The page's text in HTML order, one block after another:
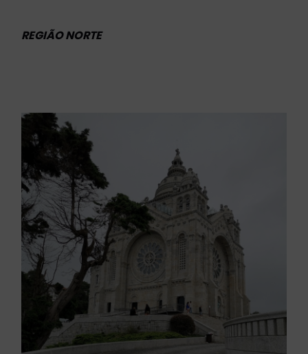
REGIÃO NORTE